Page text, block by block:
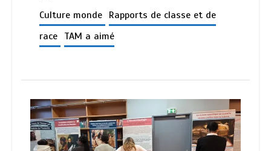
Culture monde Rapports de classe et de
race TAM a aimé